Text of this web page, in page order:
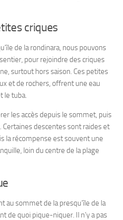
criques
de la rondinara, nous pouvons
pour rejoindre des criques
surtout hors saison. Ces petites
et de rochers, offrent une eau
le tuba.
les accès depuis le sommet, puis
descentes sont raides et
la récompense est souvent une
loin du centre de la plage
au sommet de la presqu’île de la
de quoi pique-niquer. Il n’y a pas